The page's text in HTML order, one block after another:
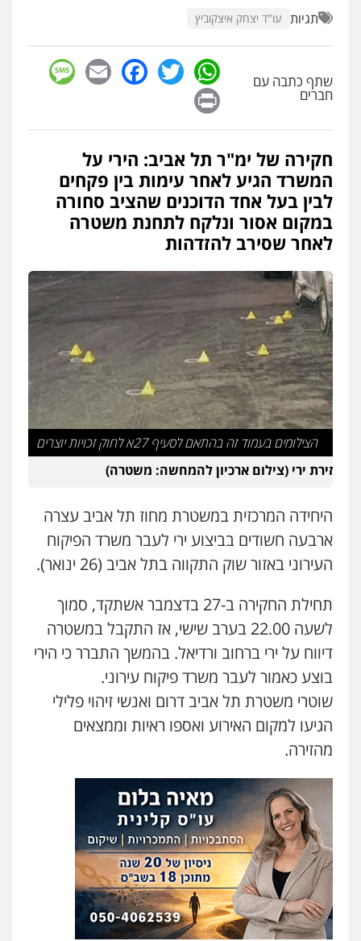
0505216700
נוער רישום פלילי
0522763105
עו"ד שלומי שרון
פלילי צבאי מעצרים וחקירות
עו"ד אלון קריטי
פלילי כלכלי אלימות מעצרים
0525544654
עו"ד דפנה לביא
משפחה גישור
0507206063
פלילי פשיעה חמורה מעצרים וחקירות
קטינים
0538788878
פלילי עבירות מין סמים והימורים פשיעה
חמורה חקירות ומעצרים צווארון לבן והונאה
0526885006
עו"ד שלי גורביץ – לוי
משפט פלילי פשיעה חמורה
וחקירות צבאי תעבורה
0544218336
פלילי דיני תעבורה מעצרים וחקירות
0505078733
עו"ד קארין לגטיוי
פלילי פשיעה חמורה מעצרים וחקירות
0507446995
תגיות עו"ד יצחק איצקוביץ
שתף כתבה עם
חברים
WhatsApp
Twitter
Facebook
Email
חקירה של ימ"ר תל אביב: הירי על
המשרד הגיע לאחר עימות בין פקחים
לבין בעל אחד הדוכנים שהציב סחורה
במקום אסור ונלקח לתחנת משטרה
לאחר שסירב להזדהות
הצילומים בעמוד זה בהתאם לסעיף 27א לחוק זכויות יוצרים
זירת ירי (צילום ארכיון להמחשה: משטרה)
היחידה המרכזית במשטרת מחוז תל אביב עצרה
ארבעה חשודים בביצוע ירי לעבר משרד הפיקוח
העירוני באזור שוק התקווה בתל אביב (26 ינואר).
תחילת החקירה ב-27 בדצמבר אשתקד, סמוך
לשעה 22.00 בערב שישי, אז התקבל במשטרה
דיווח על ירי ברחוב ורדיאל. בהמשך התברר כי הירי
בוצע כאמור לעבר משרד פיקוח עירוני.
שוטרי משטרת תל אביב דרום ואנשי זיהוי פלילי
הגיעו למקום האירוע ואספו ראיות וממצאים
מהזירה.